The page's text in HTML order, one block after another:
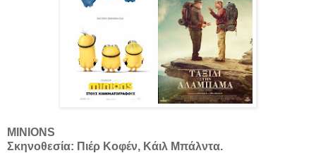
MINIONS
Σκηνοθεσία: Πιέρ Κοφέν, Κάιλ Μπάλντα.